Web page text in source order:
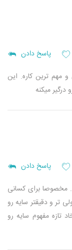
پاسخ دادن
مهم ترین کاره. این
میکنه
پاسخ دادن
مخصوصا برای کسانی
تر و دقیقتر سایه رو
مفهوم سایه رو